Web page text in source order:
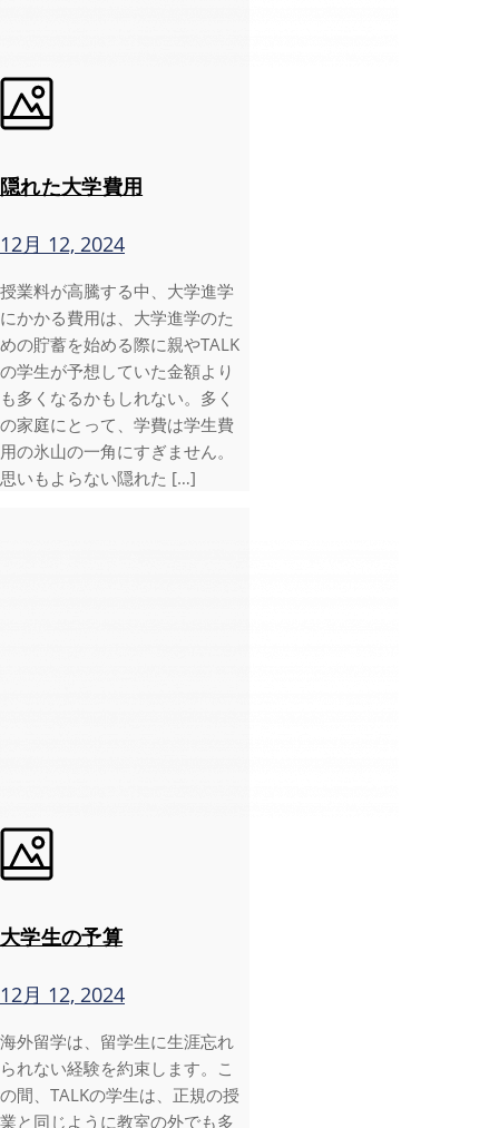
隠れた大学費用
12月 12, 2024
授業料が高騰する中、大学進学
にかかる費用は、大学進学のた
めの貯蓄を始める際に親やTALK
の学生が予想していた金額より
も多くなるかもしれない。多く
の家庭にとって、学費は学生費
用の氷山の一角にすぎません。
思いもよらない隠れた […]
大学生の予算
12月 12, 2024
海外留学は、留学生に生涯忘れ
られない経験を約束します。こ
の間、TALKの学生は、正規の授
業と同じように教室の外でも多